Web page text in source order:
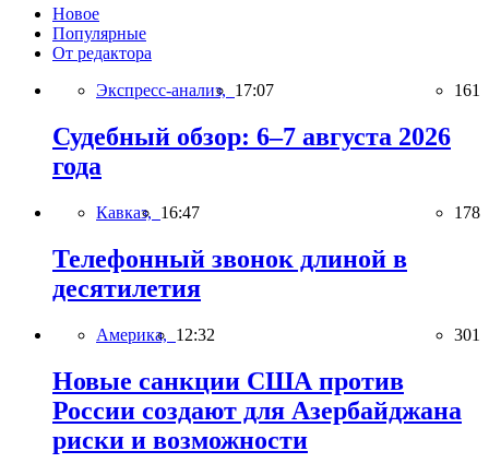
Новое
Популярные
От редактора
Экспресс-анализ, 17:07 161
Судебный обзор: 6–7 августа 2026
года
Кавказ, 16:47 178
Телефонный звонок длиной в
десятилетия
Америка, 12:32 301
Новые санкции США против
России создают для Азербайджана
риски и возможности